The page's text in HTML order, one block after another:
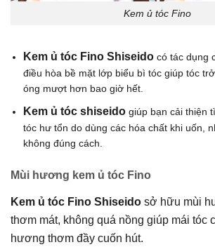
Kem ủ tóc Fino
Kem ủ tóc Fino Shiseidocó tác dụng
điều hòa bề mặt lớp biểu bì tóc giúp tóc
óng mượt hơn bao giờ hết.
Kem ủ tóc shiseido giúp bạn cải thiện
tóc hư tổn do dùng các hóa chất khi uốn,
không đúng cách.
Mùi hương kem ủ tóc Fino
Kem ủ tóc Fino Shiseido sở hữu mùi
thơm mát, không quá nồng giúp mái tóc
hương thơm đầy cuốn hút.